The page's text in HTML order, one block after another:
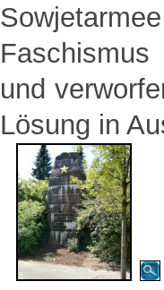
und
Lösung in